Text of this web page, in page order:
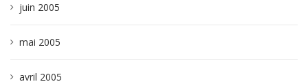
juin 2005
mai 2005
avril 2005